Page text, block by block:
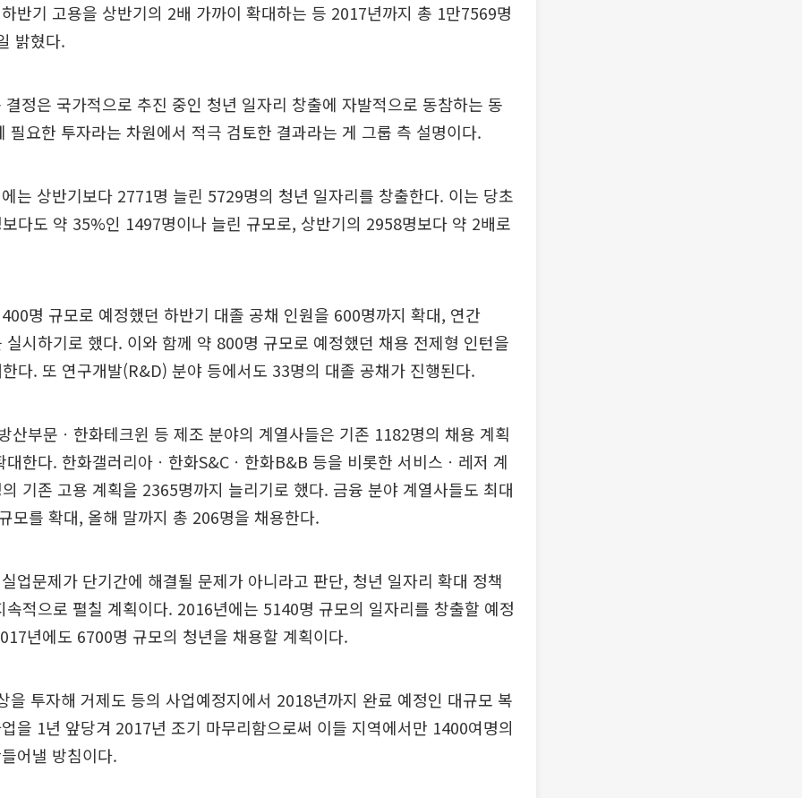
반기 고용을 상반기의 2배 가까이 확대하는 등 2017년까지 총 1만7569명
밝혔다.
정은 국가적으로 추진 중인 청년 일자리 창출에 자발적으로 동참하는 동
필요한 투자라는 차원에서 적극 검토한 결과라는 게 그룹 측 설명이다.
는 상반기보다 2771명 늘린 5729명의 청년 일자리를 창출한다. 이는 당초
다도 약 35%인 1497명이나 늘린 규모로, 상반기의 2958명보다 약 2배로
명 규모로 예정했던 하반기 대졸 공채 인원을 600명까지 확대, 연간
실시하기로 했다. 이와 함께 약 800명 규모로 예정했던 채용 전제형 인턴을
다. 또 연구개발(R&D) 분야 등에서도 33명의 대졸 공채가 진행된다.
산부문ㆍ한화테크윈 등 제조 분야의 계열사들은 기존 1182명의 채용 계획
한다. 한화갤러리아ㆍ한화S&Cㆍ한화B&B 등을 비롯한 서비스ㆍ레저 계
기존 고용 계획을 2365명까지 늘리기로 했다. 금융 분야 계열사들도 최대
모를 확대, 올해 말까지 총 206명을 채용한다.
업문제가 단기간에 해결될 문제가 아니라고 판단, 청년 일자리 확대 정책
적으로 펼칠 계획이다. 2016년에는 5140명 규모의 일자리를 창출할 예정
년에도 6700명 규모의 청년을 채용할 계획이다.
을 투자해 거제도 등의 사업예정지에서 2018년까지 완료 예정인 대규모 복
을 1년 앞당겨 2017년 조기 마무리함으로써 이들 지역에서만 1400여명의
어낼 방침이다.